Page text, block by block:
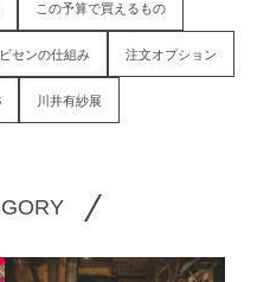
この予算で買えるもの
センの仕組み 注文オプション
川井有紗展